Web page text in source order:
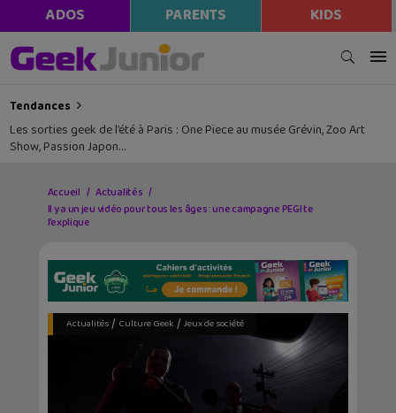
ADOS PARENTS KIDS
Tendances
Les sorties geek de l’été à Paris : One Piece au musée Grévin, Zoo Art
Show, Passion Japon…
Accueil
Actualités
Il y a un jeu vidéo pour tous les âges : une campagne PEGI te
l’explique
Actualités/ Culture Geek / Jeux de société